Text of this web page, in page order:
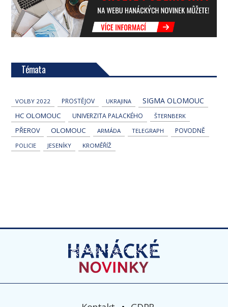
Témata
VOLBY 2022 PROSTĚJOV UKRAJINA SIGMA OLOMOUC
HC OLOMOUC UNIVERZITA PALACKÉHO ŠTERNBERK
PŘEROV OLOMOUC ARMÁDA TELEGRAPH POVODNĚ
POLICIE JESENÍKY KROMĚŘÍŽ